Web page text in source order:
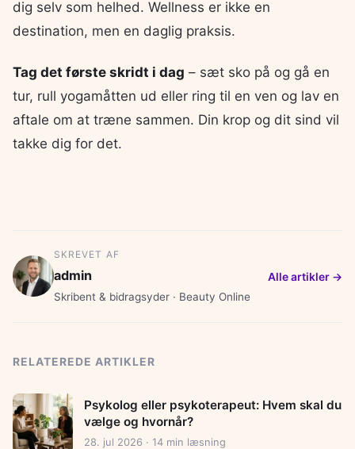
dig selv som helhed. Wellness er ikke en
destination, men en daglig praksis.
Tag det første skridt i dag – sæt sko på og gå en
tur, rull yogamåtten ud eller ring til en ven og lav en
aftale om at træne sammen. Din krop og dit sind vil
takke dig for det.
SKREVET AF
admin
Skribent & bidragsyder · Beauty Online
Alle artikler →
RELATEREDE ARTIKLER
Psykolog eller psykoterapeut: Hvem skal du
vælge og hvornår?
28. jul 2026 · 14 min læsning